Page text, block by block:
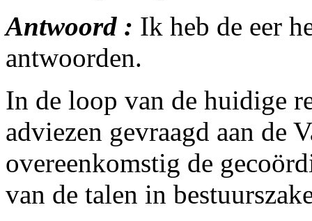
Antwoord : Ik heb de eer
antwoorden.
In de loop van de huidige
adviezen gevraagd aan de
overeenkomstig de
van de talen in